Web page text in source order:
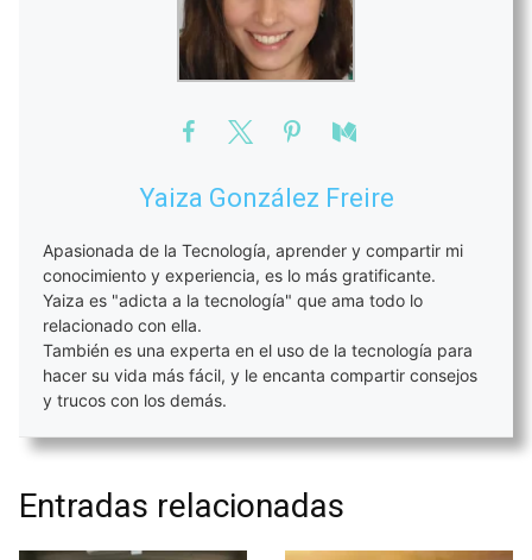
Yaiza González Freire
Apasionada de la Tecnología, aprender y compartir mi
conocimiento y experiencia, es lo más gratificante.
Yaiza es "adicta a la tecnología" que ama todo lo
relacionado con ella.
También es una experta en el uso de la tecnología para
hacer su vida más fácil, y le encanta compartir consejos
y trucos con los demás.
Entradas relacionadas